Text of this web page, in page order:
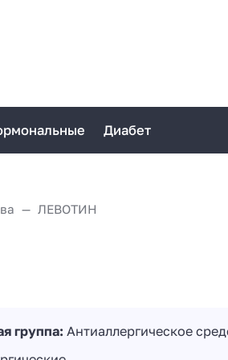
Диабет
ЛЕВОТИН
группа: Антиаллергическое